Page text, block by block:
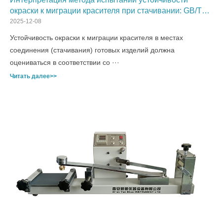
окраски к миграции красителя при стачивании: GB/T
31127
2025-12-08
Устойчивость окраски к миграции красителя в местах
соединения (стачивания) готовых изделий должна
оцениваться в соответствии со ···
Читать далее>>